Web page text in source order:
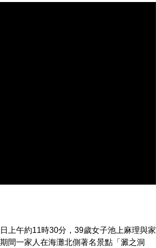
上午約11時30分，39歲女子池上麻理與家
間一家人在海灘北側著名景點「澱之洞